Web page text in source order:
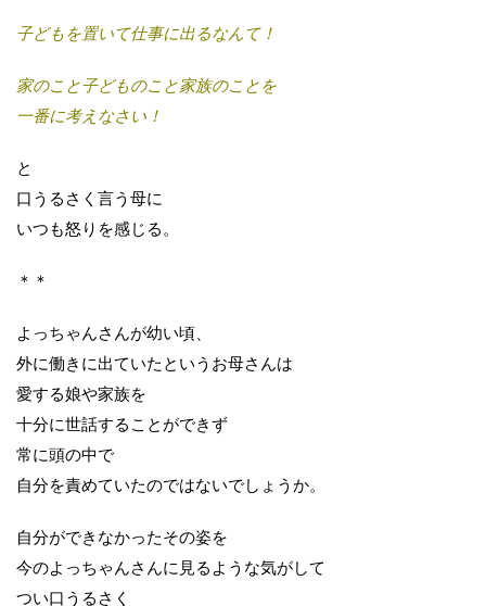
子どもを置いて仕事に出るなんて！
家のこと子どものこと家族のことを
一番に考えなさい！
と
口うるさく言う母に
いつも怒りを感じる。
＊＊
よっちゃんさんが幼い頃、
外に働きに出ていたというお母さんは
愛する娘や家族を
十分に世話することができず
常に頭の中で
自分を責めていたのではないでしょうか。
自分ができなかったその姿を
今のよっちゃんさんに見るような気がして
つい口うるさく